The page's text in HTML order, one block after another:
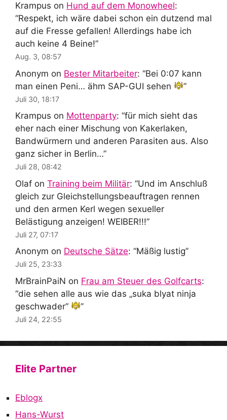
Krampus on Hund auf dem Monowheel:
“Respekt, ich wäre dabei schon ein dutzend mal
auf die Fresse gefallen! Allerdings habe ich
auch keine 4 Beine!”
Aug. 3, 08:57
Anonym on Bester Mitarbeiter: “Bei 0:07 kann
man einen Peni… ähm SAP-GUI sehen
”
Juli 30, 18:17
Krampus on Mottenparty: “für mich sieht das
eher nach einer Mischung von Kakerlaken,
Bandwürmern und anderen Parasiten aus. Also
ganz sicher in Berlin…”
Juli 28, 08:42
Olaf on Training beim Militär: “Und im Anschluß
gleich zur Gleichstellungsbeauftragen rennen
und den armen Kerl wegen sexueller
Belästigung anzeigen! WEIBER!!!”
Juli 27, 07:17
Anonym on Deutsche Sätze: “Mäßig lustig”
Juli 25, 23:33
MrBrainPaiN on Frau am Steuer des Golfcarts:
“die sehen alle aus wie das „suka blyat ninja
geschwader“
”
Juli 24, 22:55
Elite Partner
Eblogx
Hans-Wurst